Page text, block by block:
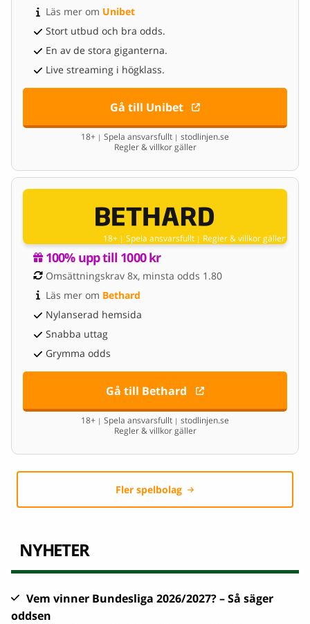
Läs mer om Unibet
Stort utbud och bra odds.
En av de stora giganterna.
Live streaming i högklass.
Gå till Unibet
18+ | Spela ansvarsfullt | stodlinjen.se
Regler & villkor gäller
18+ | Spela ansvarsfullt | Regler & villkor gäller
100% upp till 1000 kr
Omsättningskrav 8x, minsta odds 1.80
Läs mer om Bethard
Nylanserad hemsida
Snabba uttag
Grymma odds
Gå till Bethard
18+ | Spela ansvarsfullt | stodlinjen.se
Regler & villkor gäller
Fler spelbolag
NYHETER
Vem vinner Bundesliga 2026/2027? – Så säger
oddsen